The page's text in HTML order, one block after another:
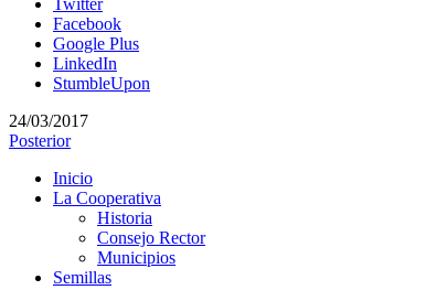
Facebook
Google Plus
LinkedIn
StumbleUpon
24/03/2017
Posterior
Inicio
La Cooperativa
Historia
Consejo Rector
Municipios
Semillas